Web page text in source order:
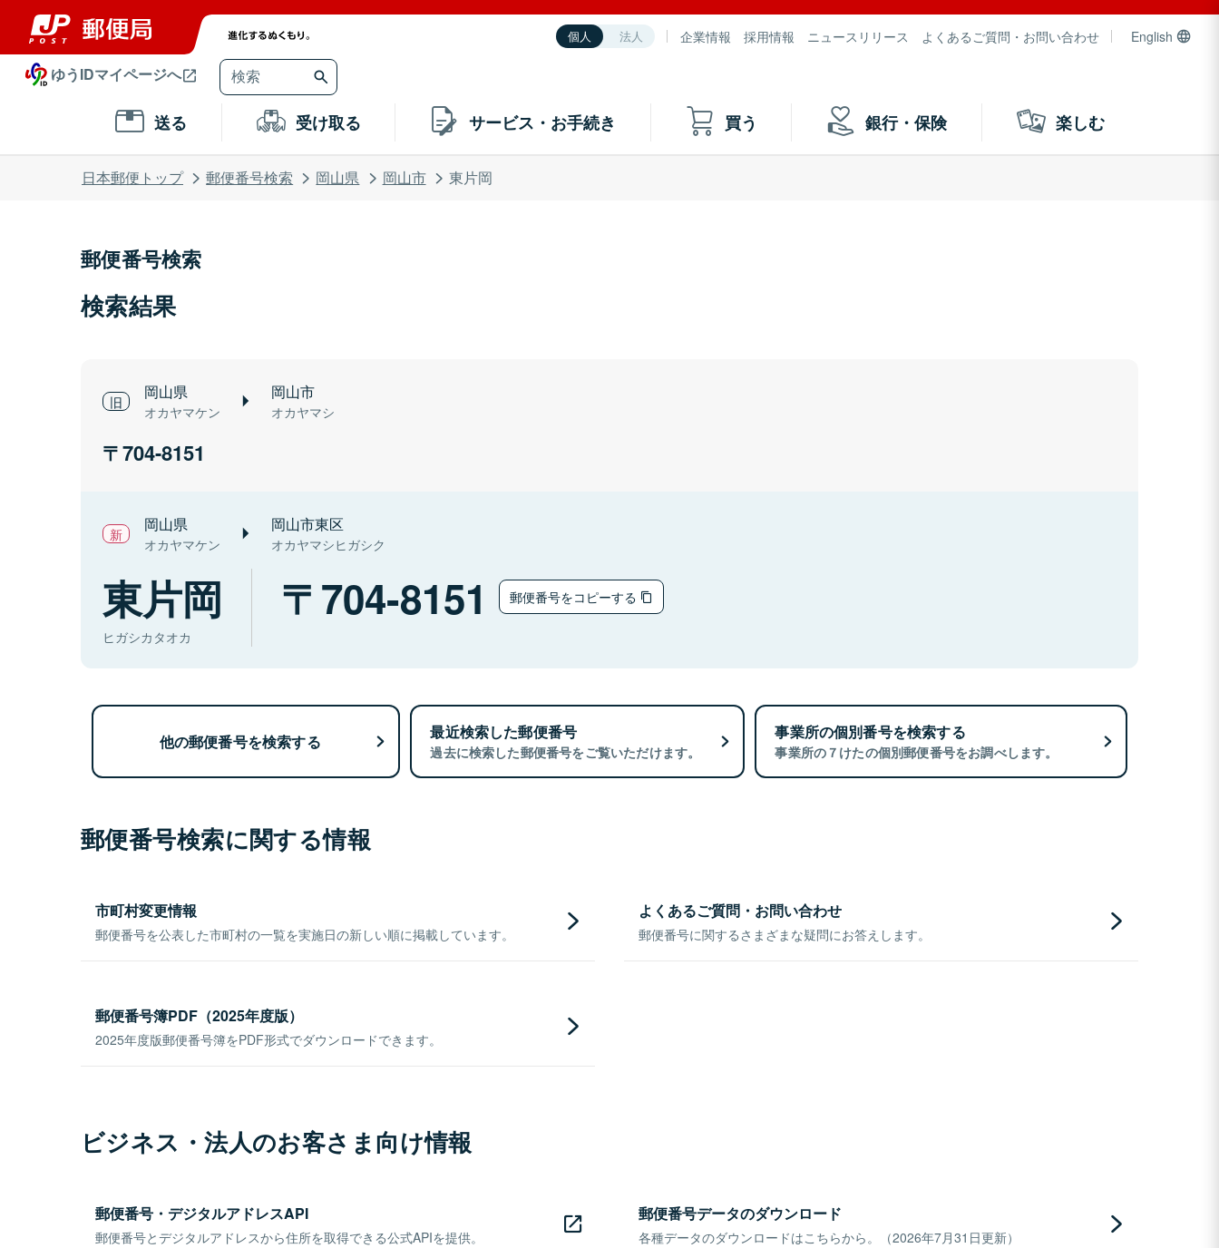
個人 法人 企業情報 採用情報 ニュースリリース よくあるご質問・お問い合わせ English
ゆうIDマイページへ
送る 受け取る サービス・お手続き 買う 銀行・保険 楽しむ
日本郵便トップ 郵便番号検索 岡山県 岡山市 東片岡
郵便番号検索
検索結果
岡山県
オカヤマケン
岡山市
オカヤマシ
704-8151
岡山県
オカヤマケン
岡山市東区
オカヤマシヒガシク
東片岡
ヒガシカタオカ
704-8151 郵便番号をコピーする
他の郵便番号を検索する 最近検索した郵便番号
過去に検索した郵便番号をご覧いただけます。
事業所の個別番号を検索する
事業所の７けたの個別郵便番号をお調べします。
郵便番号検索に関する情報
市町村変更情報
郵便番号を公表した市町村の一覧を実施日の新しい順に掲載しています。
よくあるご質問・お問い合わせ
郵便番号に関するさまざまな疑問にお答えします。
郵便番号簿PDF（2025年度版）
2025年度版郵便番号簿をPDF形式でダウンロードできます。
ビジネス・法人のお客さま向け情報
郵便番号・デジタルアドレスAPI
郵便番号とデジタルアドレスから住所を取得できる公式APIを提供。
郵便番号データのダウンロード
各種データのダウンロードはこちらから。（2026年7月31日更新）